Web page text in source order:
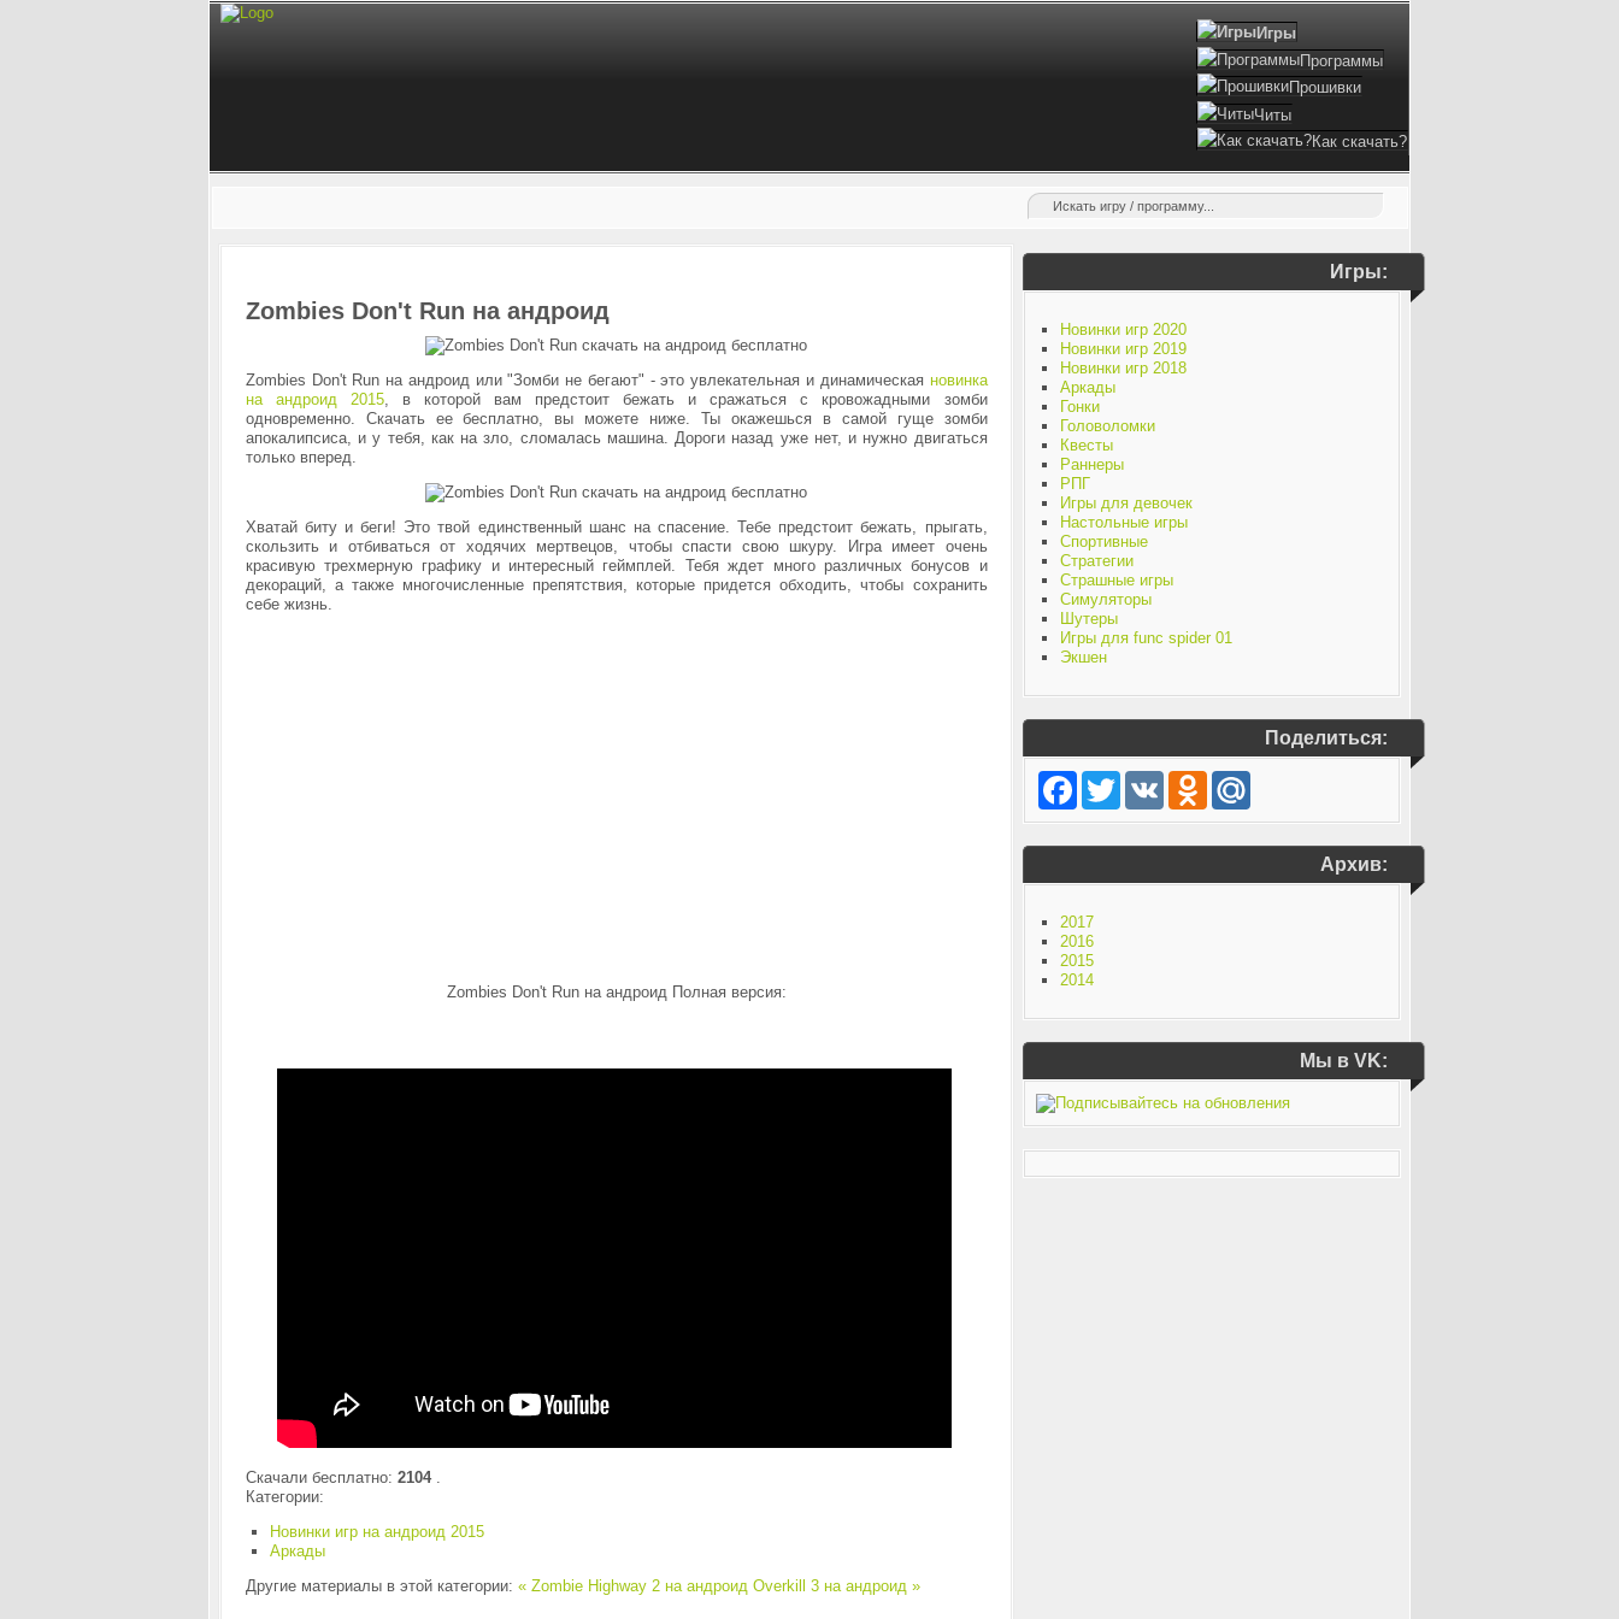
Игры
Программы
Прошивки
Читы
Как скачать?
Zombies Don't Run на андроид
Zombies Don't Run на андроид или "Зомби не бегают" - это увлекательная и динамическая новинка
на андроид 2015, в которой вам предстоит бежать и сражаться с кровожадными зомби
одновременно. Скачать ее бесплатно, вы можете ниже. Ты окажешься в самой гуще зомби
апокалипсиса, и у тебя, как на зло, сломалась машина. Дороги назад уже нет, и нужно двигаться
только вперед.
Хватай биту и беги! Это твой единственный шанс на спасение. Тебе предстоит бежать, прыгать,
скользить и отбиваться от ходячих мертвецов, чтобы спасти свою шкуру. Игра имеет очень
красивую трехмерную графику и интересный геймплей. Тебя ждет много различных бонусов и
декораций, а также многочисленные препятствия, которые придется обходить, чтобы сохранить
себе жизнь.
Zombies Don't Run на андроид Полная версия:
Скачали бесплатно: 2104.
Категории:
Новинки игр на андроид 2015
Аркады
Другие материалы в этой категории: « Zombie Highway 2 на андроид Overkill 3 на андроид »
Игры:
Новинки игр 2020
Новинки игр 2019
Новинки игр 2018
Аркады
Гонки
Головоломки
Квесты
Раннеры
РПГ
Игры для девочек
Настольные игры
Спортивные
Стратегии
Страшные игры
Симуляторы
Шутеры
Игры для func spider 01
Экшен
Поделиться:
FacebookTwitter VK Odnoklassniki
Архив:
2017
2016
2015
2014
Мы в VK: